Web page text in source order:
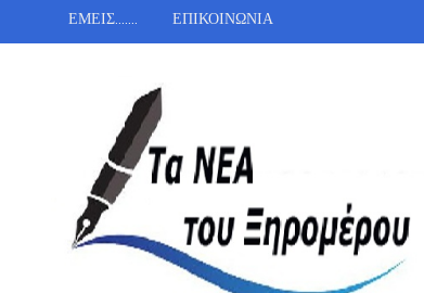
ΕΜΕΙΣ....... ΕΠΙΚΟΙΝΩΝΙΑ